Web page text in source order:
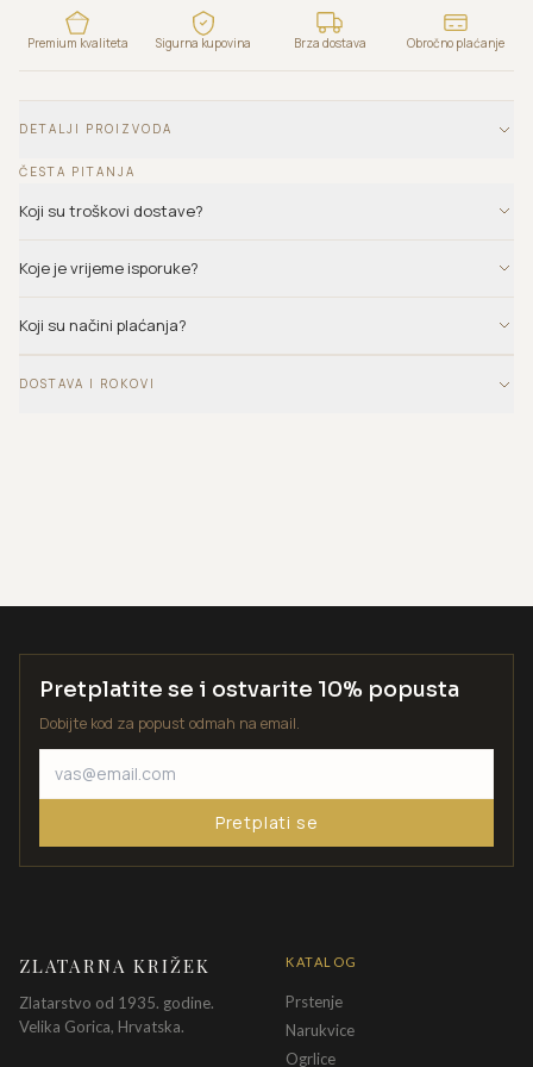
Premium kvaliteta Sigurna kupovina Brza dostava Obročno plaćanje
DETALJI PROIZVODA
ČESTA PITANJA
Koji su troškovi dostave?
Koje je vrijeme isporuke?
Koji su načini plaćanja?
DOSTAVA I ROKOVI
Pretplatite se i ostvarite 10% popusta
Dobijte kod za popust odmah na email.
Pretplati se
ZLATARNA KRIŽEK
Zlatarstvo od 1935. godine.
Velika Gorica, Hrvatska.
KATALOG
Prstenje
Narukvice
Ogrlice